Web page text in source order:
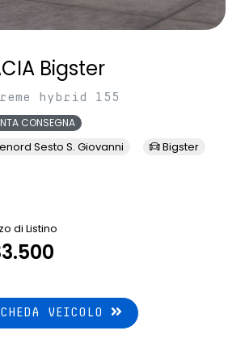
Bigster
hybrid 155
CONSEGNA
Sesto S. Giovanni Bigster
di Listino
VEICOLO